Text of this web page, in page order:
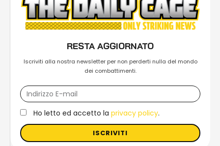
RESTA AGGIORNATO
Iscriviti alla nostra newsletter per non perderti nulla del mondo
dei combattimenti.
Ho letto ed accetto la privacy policy.
ISCRIVITI